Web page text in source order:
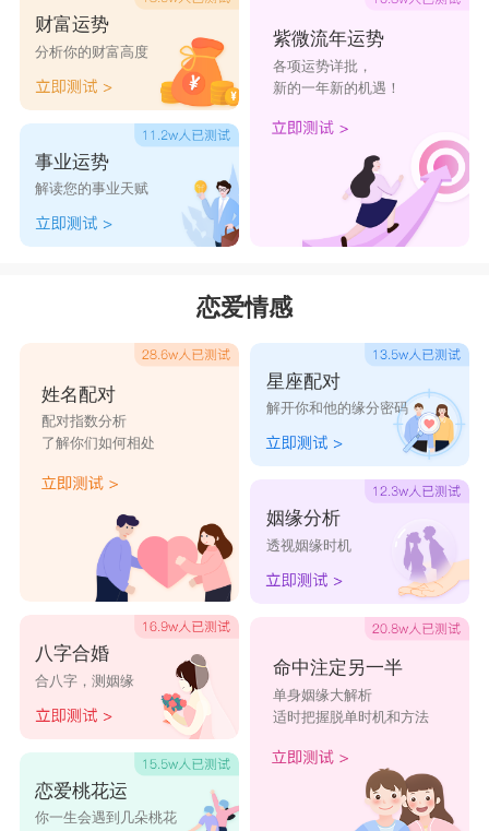
般疼爱，会将最好的都给对方。一旦分手后，他们
也不会去想着对方的不好，他们只会想着曾经的美
好，想着对方的优点，只要跟双鱼座的人谈起前
任，留在他们心里的都是美好的回忆。所以，分手
后如果和前任再相遇，两个人都还有感情的话，是
很容易再次陷入感情中的。
巨蟹座
非常心软，而且很敏感，害怕孤独，所以他们是很
需要别人的陪伴的。在感情中的他们更是如此，他
们会全心全意的对待自己的感情，每一次的感情都
是抱着白头到老的心相处的，一旦分手了，他们会
非常难过，终日陷在回忆里没有办法走出来。如果
前任也对巨蟹座的人还有留恋，再回来找他们的时
候，是非常容易复合的，因为巨蟹座的心软，他们
希望一段感情能够拥有更多的美好。而且他们也希
望曾经那么好的两个人能欧互相陪伴彼此，分手只
是上天对他们的考验，考验过后才能够更加的美好
星座乐原创文章，转载需注明出处
财富运势
分析你的财富高度
事业运势
解读您的事业天赋
紫微流年运势
各项运势详批，
新的一年新的机遇！
恋爱情感
姓名配对
配对指数分析
了解你们如何相处
八字合婚
合八字，测姻缘
恋爱桃花运
你一生会遇到几朵桃花
星座配对
解开你和他的缘分密码
姻缘分析
透视姻缘时机
命中注定另一半
单身姻缘大解析
适时把握脱单时机和方法